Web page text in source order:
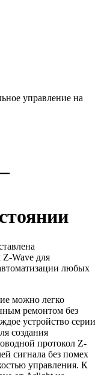
управление на
Z-Wave для
любых
можно легко
ремонтом без
устройство серии
создания
протокол Z-
сигнала без помех
управления. К